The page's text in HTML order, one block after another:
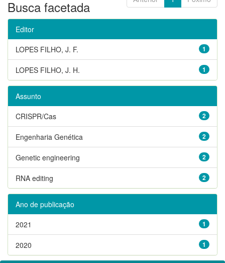
Busca facetada
Editor
1
LOPES FILHO, J. F.
1
LOPES FILHO, J. H.
Assunto
2
CRISPR/Cas
2
Engenharia Genética
2
Genetic engineering
2
RNA editing
Ano de publicação
1
2021
1
2020